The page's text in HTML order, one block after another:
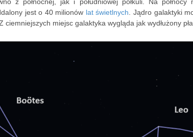
jest o 40 milionów lat świetlnych . Jądro galaktyki
ciemniejszych miejsc galaktyka wygląda jak wydłużony